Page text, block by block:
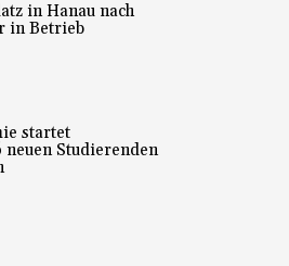
in Hanau nach
in Betrieb
startet
Studierenden